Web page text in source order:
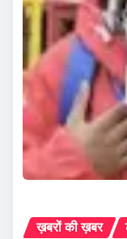
ख़बरों की ख़बर